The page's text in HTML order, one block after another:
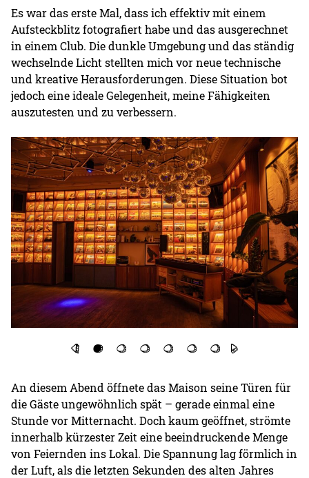
Es war das erste Mal, dass ich effektiv mit einem
Aufsteckblitz fotografiert habe und das ausgerechnet
in einem Club. Die dunkle Umgebung und das ständig
wechselnde Licht stellten mich vor neue technische
und kreative Herausforderungen. Diese Situation bot
jedoch eine ideale Gelegenheit, meine Fähigkeiten
auszutesten und zu verbessern.
An diesem Abend öffnete das Maison seine Türen für
die Gäste ungewöhnlich spät – gerade einmal eine
Stunde vor Mitternacht. Doch kaum geöffnet, strömte
innerhalb kürzester Zeit eine beeindruckende Menge
von Feiernden ins Lokal. Die Spannung lag förmlich in
der Luft, als die letzten Sekunden des alten Jahres